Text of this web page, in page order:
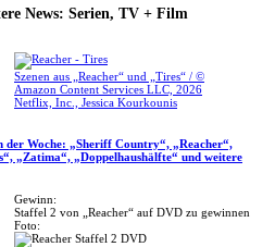
News: Serien, TV + Film
Szenen aus „Reacher“ und „Tires“ / ©
Amazon Content Services LLC, 2026
Netflix, Inc., Jessica Kourkounis
der Woche: „Sheriff Country“, „Reacher“,
„Zatima“, „Doppelhaushälfte“ und weitere
Gewinn:
Staffel 2 von „Reacher“ auf DVD zu gewinnen
Foto: